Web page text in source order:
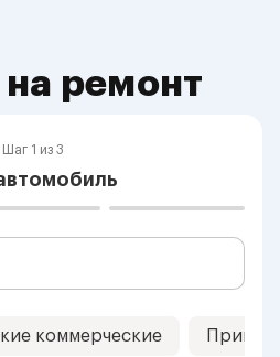
ремонт
Шаг 1 из 3
коммерческие